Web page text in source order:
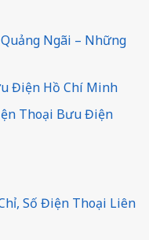
Ngãi – Những
Điện Hồ Chí Minh
Thoại Bưu Điện
Số Điện Thoại Liên